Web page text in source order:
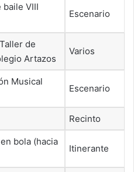
baile VIII
Escenario
de
Artazos
Varios
Musical
Escenario
Recinto
bola (hacia
Itinerante